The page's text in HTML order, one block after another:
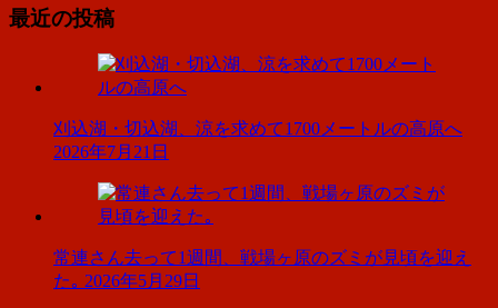
ゴ
最近の投稿
刈込湖・切込湖、涼を求めて1700メートルの高原へ
2026年7月21日
常連さん去って1週間、戦場ヶ原のズミが見頃を迎え
た｡ 2026年5月29日